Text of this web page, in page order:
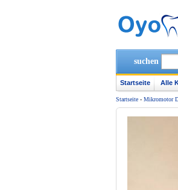
suchen
Startseite Alle
Startseite - Mikromotor